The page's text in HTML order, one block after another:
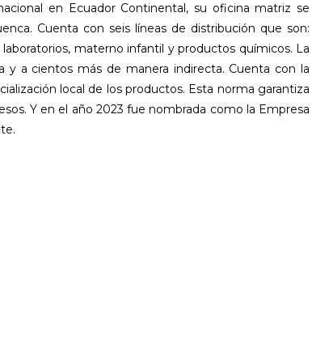
en Ecuador Continental, su oficina matriz se
Cuenta con seis líneas de distribución que son:
materno infantil y productos químicos. La
y a cientos más de manera indirecta. Cuenta con la
local de los productos. Esta norma garantiza
Y en el año 2023 fue nombrada como la Empresa